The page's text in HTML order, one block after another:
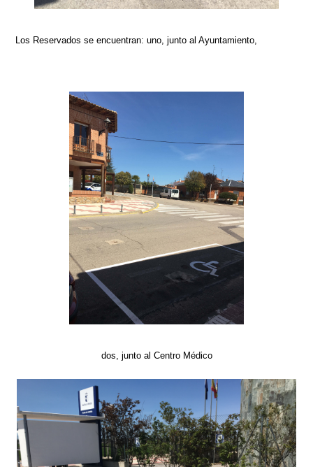
Los Reservados se encuentran: uno, junto al Ayuntamiento,
dos, junto al Centro Médico